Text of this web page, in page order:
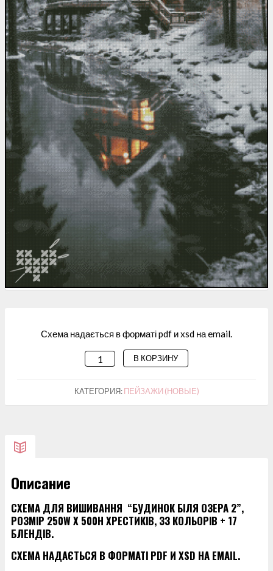
Схема надається в форматі pdf и xsd на email.
КОЛИЧЕСТВО
СХЕМА
ДЛЯ
В КОРЗИНУ
КАТЕГОРИЯ:ПЕЙЗАЖИ (НОВЫЕ)
Описание
СХЕМА ДЛЯ ВИШИВАННЯ “БУДИНОК БІЛЯ ОЗЕРА 2”,
РОЗМІР 250W X 500H ХРЕСТИКІВ, 33 КОЛЬОРІВ + 17
БЛЕНДІВ.
СХЕМА НАДАЄТЬСЯ В ФОРМАТІ PDF И XSD НА EMAIL.